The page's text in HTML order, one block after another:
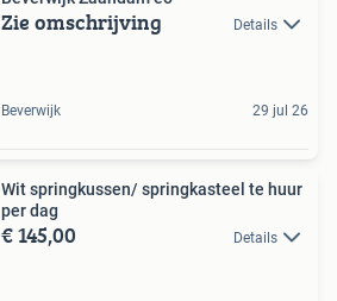
Zie omschrijving Details
Beverwijk 29 jul 26
Wit springkussen/ springkasteel te huur
per dag
€ 145,00 Details